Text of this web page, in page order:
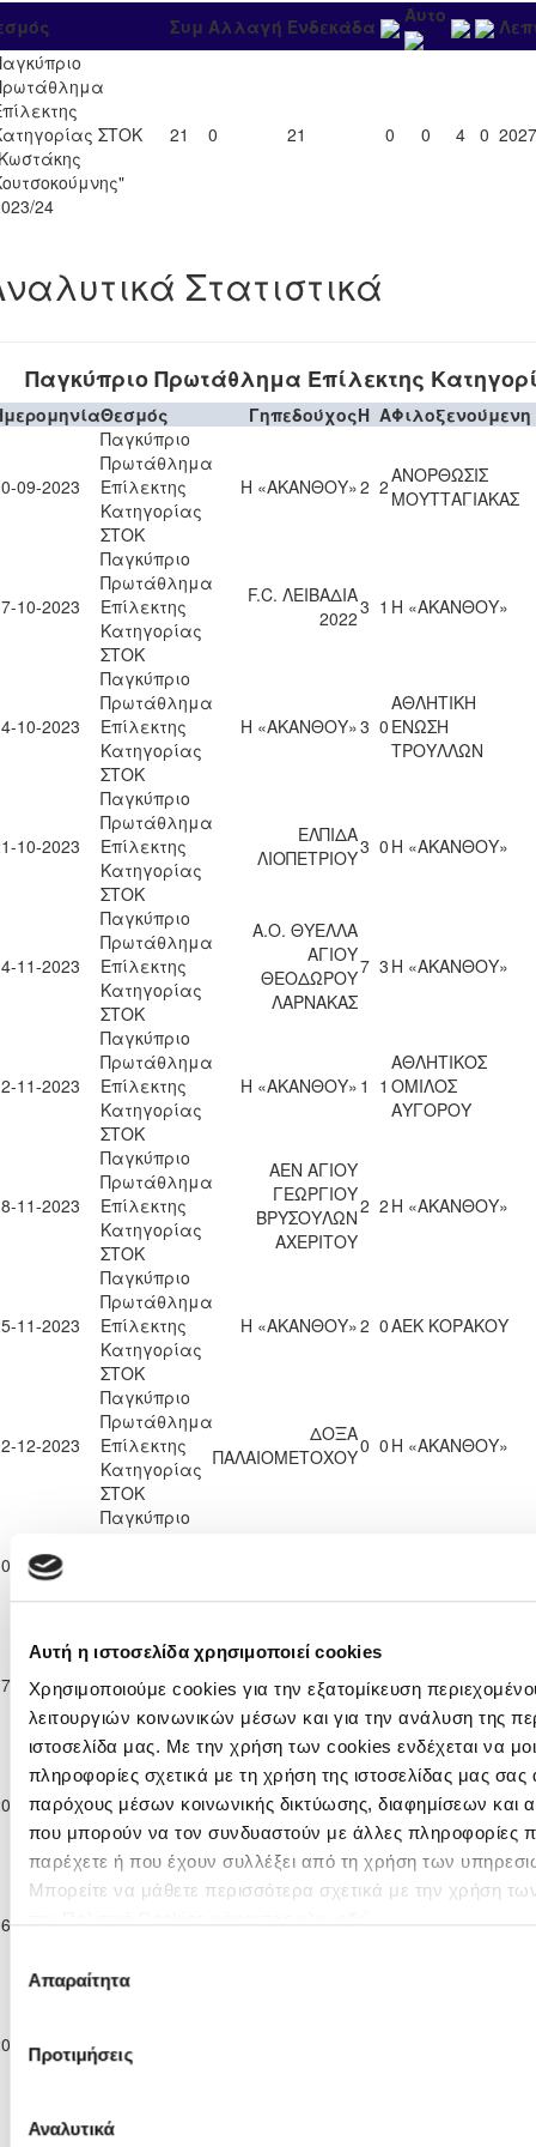
Αυτή η ιστοσελίδα χρησιμοποιεί cookies
Χρησιμοποιούμε cookies για την εξατομίκευση
λειτουργιών κοινωνικών μέσων και για την ανάλυση της
ιστοσελίδα μας. Με την χρήση των cookies ενδέχεται να
πληροφορίες σχετικά με τη χρήση της ιστοσελίδας μας
παρόχους μέσων κοινωνικής δικτύωσης, διαφημίσεων και
που μπορούν να τον συνδυαστούν με άλλες πληροφορίες
παρέχετε ή που έχουν συλλέξει από τη χρήση των
Μπορείτε να μάθετε περισσότερα σχετικά με την χρήση
συγκατάθεσης
Απαραίτητα
Προτιμήσεις
Αναλυτικά
Συμ Αλλαγή Ενδεκάδα Αυτο
ΣΤΟΚ
24
21 0 21 0 0 4 0 2027
Στατιστικά
Παγκύπριο Πρωτάθλημα Επίλεκτης
Θεσμός ΓηπεδούχοςH AΦιλοξενούμενη
09-2023
Παγκύπριο
Πρωτάθλημα
Επίλεκτης
Κατηγορίας
ΣΤΟΚ
Η «ΑΚΑΝΘΟΥ»2 2ΑΝΟΡΘΩΣΙΣ
ΜΟΥΤΤΑΓΙΑΚΑΣ
10-2023
Παγκύπριο
Πρωτάθλημα
Επίλεκτης
Κατηγορίας
ΣΤΟΚ
F.C. ΛΕΙΒΑΔΙΑ
20223 1 Η «ΑΚΑΝΘΟΥ»
10-2023
Παγκύπριο
Πρωτάθλημα
Επίλεκτης
Κατηγορίας
ΣΤΟΚ
Η «ΑΚΑΝΘΟΥ»3 0
ΑΘΛΗΤΙΚΗ
ΕΝΩΣΗ
ΤΡΟΥΛΛΩΝ
10-2023
Παγκύπριο
Πρωτάθλημα
Επίλεκτης
Κατηγορίας
ΣΤΟΚ
ΕΛΠΙΔΑ
ΛΙΟΠΕΤΡΙΟΥ3 0 Η «ΑΚΑΝΘΟΥ»
11-2023
Παγκύπριο
Πρωτάθλημα
Επίλεκτης
Κατηγορίας
ΣΤΟΚ
Α.Ο. ΘΥΕΛΛΑ
ΑΓΙΟΥ
ΘΕΟΔΩΡΟΥ
ΛΑΡΝΑΚΑΣ
7 3 Η «ΑΚΑΝΘΟΥ»
11-2023
Παγκύπριο
Πρωτάθλημα
Επίλεκτης
Κατηγορίας
ΣΤΟΚ
Η «ΑΚΑΝΘΟΥ» 1 1
ΑΘΛΗΤΙΚΟΣ
ΟΜΙΛΟΣ
ΑΥΓΟΡΟΥ
11-2023
Παγκύπριο
Πρωτάθλημα
Επίλεκτης
Κατηγορίας
ΣΤΟΚ
ΑΕΝ ΑΓΙΟΥ
ΓΕΩΡΓΙΟΥ
ΒΡΥΣΟΥΛΩΝ
ΑΧΕΡΙΤΟΥ
2 2 Η «ΑΚΑΝΘΟΥ»
11-2023
Παγκύπριο
Πρωτάθλημα
Επίλεκτης
Κατηγορίας
ΣΤΟΚ
Η «ΑΚΑΝΘΟΥ»2 0ΑΕΚ ΚΟΡΑΚΟΥ
12-2023
Παγκύπριο
Πρωτάθλημα
Επίλεκτης
Κατηγορίας
ΣΤΟΚ
ΔΟΞΑ
ΠΑΛΑΙΟΜΕΤΟΧΟΥ0 0 Η «ΑΚΑΝΘΟΥ»
12-2023
Παγκύπριο
12-2023
Πρωτάθλημα
Επίλεκτης
Κατηγορίας
ΣΤΟΚ
Η «ΑΚΑΝΘΟΥ» 0 0ΓΕΡΙΟΥ
12-2023
Παγκύπριο
Πρωτάθλημα
Επίλεκτης
Κατηγορίας
ΣΤΟΚ
ΑΠΟΝΑ ΑΝΑΓΥΙΑΣ0 2Η «ΑΚΑΝΘΟΥ»
01-2024
Παγκύπριο
Πρωτάθλημα
ΣΤΟΚ
01-2024
Παγκύπριο
Κατηγορίας
Παγκύπριο
Πρωτάθλημα